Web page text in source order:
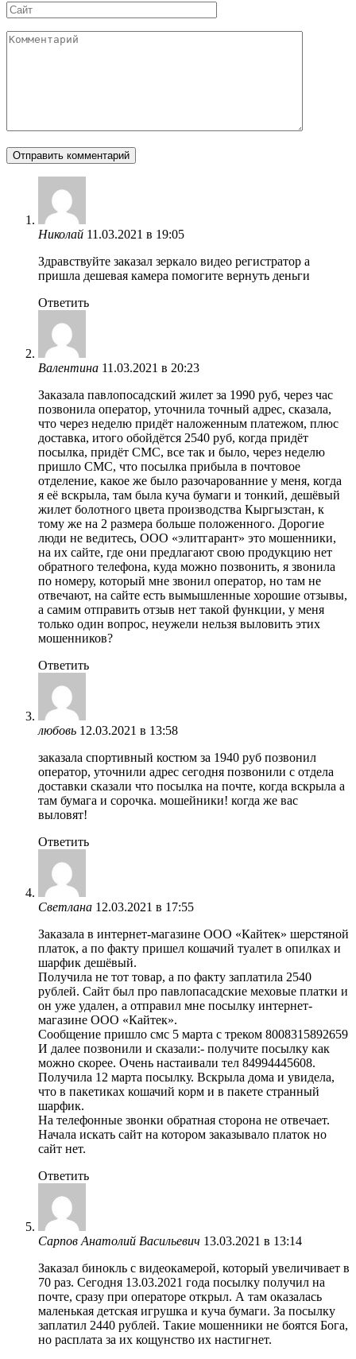
Сайт
Комментарий
Николай 11.03.2021 в 19:05
Здравствуйте заказал зеркало видео регистратор а
пришла дешевая камера помогите вернуть деньги
Ответить
Валентина 11.03.2021 в 20:23
Заказала павлопосадский жилет за 1990 руб, через час
позвонила оператор, уточнила точный адрес, сказала,
что через неделю придёт наложенным платежом, плюс
доставка, итого обойдётся 2540 руб, когда придёт
посылка, придёт СМС, все так и было, через неделю
пришло СМС, что посылка прибыла в почтовое
отделение, какое же было разочарованние у меня, когда
я её вскрыла, там была куча бумаги и тонкий, дешёвый
жилет болотного цвета производства Кыргызстан, к
тому же на 2 размера больше положенного. Дорогие
люди не ведитесь, ООО «элитгарант» это мошенники,
на их сайте, где они предлагают свою продукцию нет
обратного телефона, куда можно позвонить, я звонила
по номеру, который мне звонил оператор, но там не
отвечают, на сайте есть вымышленные хорошие отзывы,
а самим отправить отзыв нет такой функции, у меня
только один вопрос, неужели нельзя выловить этих
мошенников?
Ответить
любовь 12.03.2021 в 13:58
заказала спортивный костюм за 1940 руб позвонил
оператор, уточнили адрес сегодня позвонили с отдела
доставки сказали что посылка на почте, когда вскрыла а
там бумага и сорочка. мошейники! когда же вас
выловят!
Ответить
Светлана 12.03.2021 в 17:55
Заказала в интернет-магазине ООО «Кайтек» шерстяной
платок, а по факту пришел кошачий туалет в опилках и
шарфик дешёвый.
Получила не тот товар, а по факту заплатила 2540
рублей. Сайт был про павлопасадские меховые платки и
он уже удален, а отправил мне посылку интернет-
магазине ООО «Кайтек».
Сообщение пришло смс 5 марта с треком 8008315892659
И далее позвонили и сказали:- получите посылку как
можно скорее. Очень настаивали тел 84994445608.
Получила 12 марта посылку. Вскрыла дома и увидела,
что в пакетиках кошачий корм и в пакете странный
шарфик.
На телефонные звонки обратная сторона не отвечает.
Начала искать сайт на котором заказывало платок но
сайт нет.
Ответить
Сарпов Анатолий Васильевич 13.03.2021 в 13:14
Заказал бинокль с видеокамерой, который увеличивает в
70 раз. Сегодня 13.03.2021 года посылку получил на
почте, сразу при операторе открыл. А там оказалась
маленькая детская игрушка и куча бумаги. За посылку
заплатил 2440 рублей. Такие мошенники не боятся Бога,
но расплата за их кощунство их настигнет.